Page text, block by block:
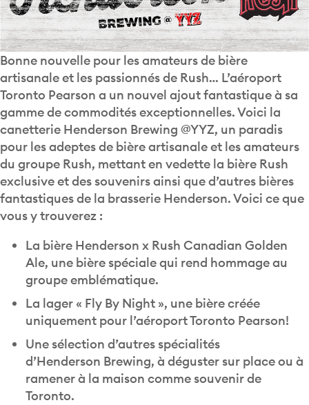
Bonne nouvelle pour les amateurs de bière
artisanale et les passionnés de Rush… L’aéroport
Toronto Pearson a un nouvel ajout fantastique à sa
gamme de commodités exceptionnelles. Voici la
canetterie Henderson Brewing @YYZ, un paradis
pour les adeptes de bière artisanale et les amateurs
du groupe Rush, mettant en vedette la bière Rush
exclusive et des souvenirs ainsi que d’autres bières
fantastiques de la brasserie Henderson. Voici ce que
vous y trouverez :
La bière Henderson x Rush Canadian Golden
Ale, une bière spéciale qui rend hommage au
groupe emblématique.
La lager « Fly By Night », une bière créée
uniquement pour l’aéroport Toronto Pearson!
Une sélection d’autres spécialités
d’Henderson Brewing, à déguster sur place ou à
ramener à la maison comme souvenir de
Toronto.